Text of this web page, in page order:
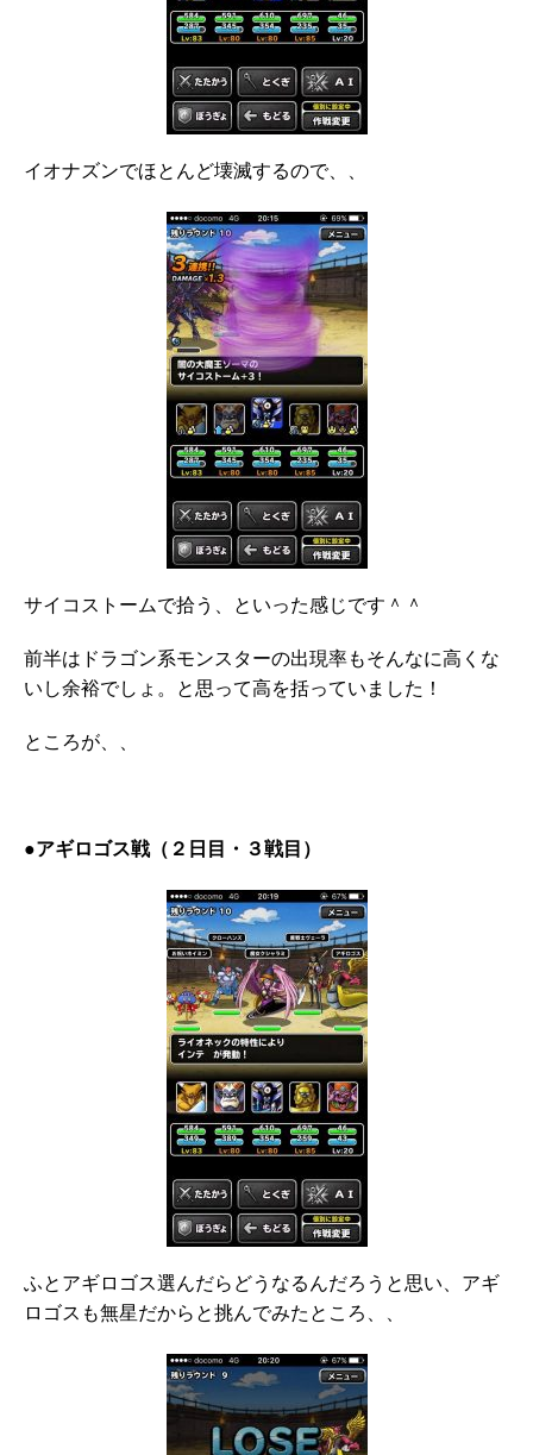
イオナズンでほとんど壊滅するので、、
サイコストームで拾う、といった感じです＾＾
前半はドラゴン系モンスターの出現率もそんなに高くな
いし余裕でしょ。と思って高を括っていました！
ところが、、
●アギロゴス戦（２日目・３戦目）
ふとアギロゴス選んだらどうなるんだろうと思い、アギ
ロゴスも無星だからと挑んでみたところ、、